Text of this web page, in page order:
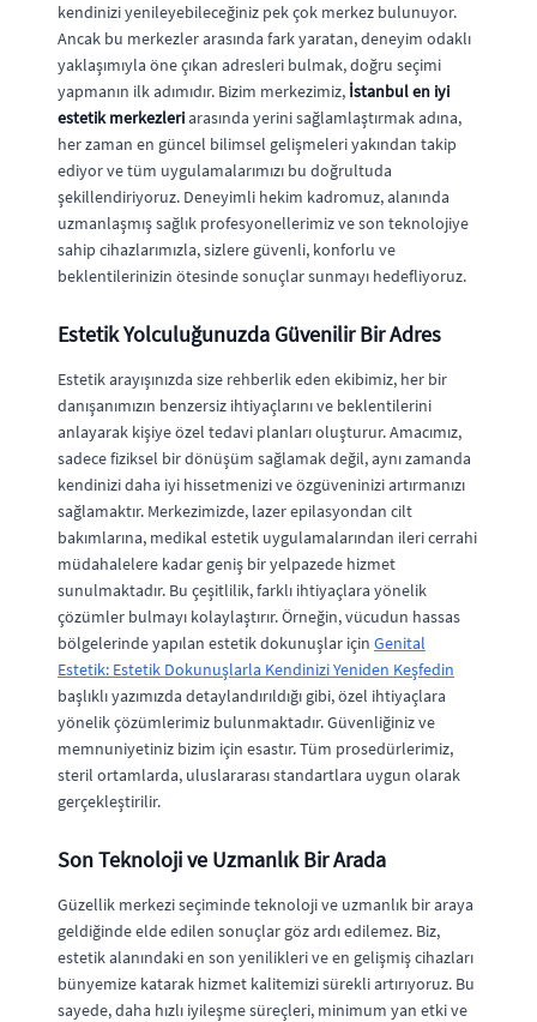
kendinizi yenileyebileceğiniz pek çok merkez bulunuyor.
Ancak bu merkezler arasında fark yaratan, deneyim odaklı
yaklaşımıyla öne çıkan adresleri bulmak, doğru seçimi
yapmanın ilk adımıdır. Bizim merkezimiz, İstanbul en iyi
estetik merkezleriarasında yerini sağlamlaştırmak adına,
her zaman en güncel bilimsel gelişmeleri yakından takip
ediyor ve tüm uygulamalarımızı bu doğrultuda
şekillendiriyoruz. Deneyimli hekim kadromuz, alanında
uzmanlaşmış sağlık profesyonellerimiz ve son teknolojiye
sahip cihazlarımızla, sizlere güvenli, konforlu ve
beklentilerinizin ötesinde sonuçlar sunmayı hedefliyoruz.
Estetik Yolculuğunuzda Güvenilir Bir Adres
Estetik arayışınızda size rehberlik eden ekibimiz, her bir
danışanımızın benzersiz ihtiyaçlarını ve beklentilerini
anlayarak kişiye özel tedavi planları oluşturur. Amacımız,
sadece fiziksel bir dönüşüm sağlamak değil, aynı zamanda
kendinizi daha iyi hissetmenizi ve özgüveninizi artırmanızı
sağlamaktır. Merkezimizde, lazer epilasyondan cilt
bakımlarına, medikal estetik uygulamalarından ileri cerrahi
müdahalelere kadar geniş bir yelpazede hizmet
sunulmaktadır. Bu çeşitlilik, farklı ihtiyaçlara yönelik
çözümler bulmayı kolaylaştırır. Örneğin, vücudun hassas
bölgelerinde yapılan estetik dokunuşlar için Genital
Estetik: Estetik Dokunuşlarla Kendinizi Yeniden Keşfedin
başlıklı yazımızda detaylandırıldığı gibi, özel ihtiyaçlara
yönelik çözümlerimiz bulunmaktadır. Güvenliğiniz ve
memnuniyetiniz bizim için esastır. Tüm prosedürlerimiz,
steril ortamlarda, uluslararası standartlara uygun olarak
gerçekleştirilir.
Son Teknoloji ve Uzmanlık Bir Arada
Güzellik merkezi seçiminde teknoloji ve uzmanlık bir araya
geldiğinde elde edilen sonuçlar göz ardı edilemez. Biz,
estetik alanındaki en son yenilikleri ve en gelişmiş cihazları
bünyemize katarak hizmet kalitemizi sürekli artırıyoruz. Bu
sayede, daha hızlı iyileşme süreçleri, minimum yan etki ve